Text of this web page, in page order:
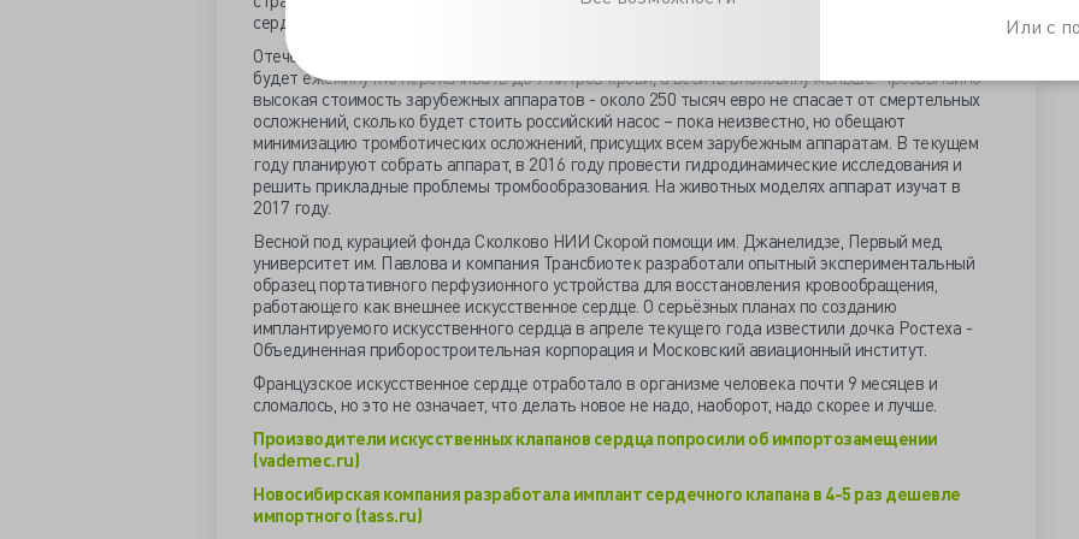
Или с
сердца.
Отечественный насос станет улучшенным аналогом немецкого аппарата, изобретённого в НАСА,
будет ежеминутно перекачивать до 7 литров крови, а весить вполовину меньше. Чрезвычайно
высокая стоимость зарубежных аппаратов - около 250 тысяч евро не спасает от смертельных
осложнений, сколько будет стоить российский насос – пока неизвестно, но обещают
минимизацию тромботических осложнений, присущих всем зарубежным аппаратам. В текущем
году планируют собрать аппарат, в 2016 году провести гидродинамические исследования и
решить прикладные проблемы тромбообразования. На животных моделях аппарат изучат в
2017 году.
Весной под курацией фонда Сколково НИИ Скорой помощи им. Джанелидзе, Первый мед
университет им. Павлова и компания Трансбиотек разработали опытный экспериментальный
образец портативного перфузионного устройства для восстановления кровообращения,
работающего как внешнее искусственное сердце. О серьёзных планах по созданию
имплантируемого искусственного сердца в апреле текущего года известили дочка Ростеха -
Объединенная приборостроительная корпорация и Московский авиационный институт.
Французское искусственное сердце отработало в организме человека почти 9 месяцев и
сломалось, но это не означает, что делать новое не надо, наоборот, надо скорее и лучше.
Производители искусственных клапанов сердца попросили об импортозамещении
(vademec.ru)
Новосибирская компания разработала имплант сердечного клапана в 4-5 раз дешевле
импортного (tass.ru)